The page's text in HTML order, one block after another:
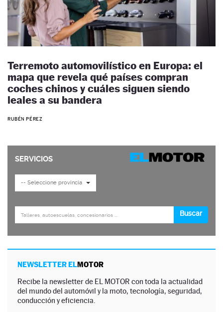
Terremoto automovilístico en Europa: el
mapa que revela qué países compran
coches chinos y cuáles siguen siendo
leales a su bandera
RUBÉN PÉREZ
NEWSLETTER ELMOTOR
Recibe la newsletter de EL MOTOR con toda la actualidad
del mundo del automóvil y la moto, tecnología, seguridad,
conducción y eficiencia.